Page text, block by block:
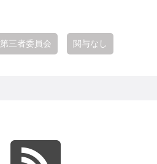
第三者委員会 関与なし